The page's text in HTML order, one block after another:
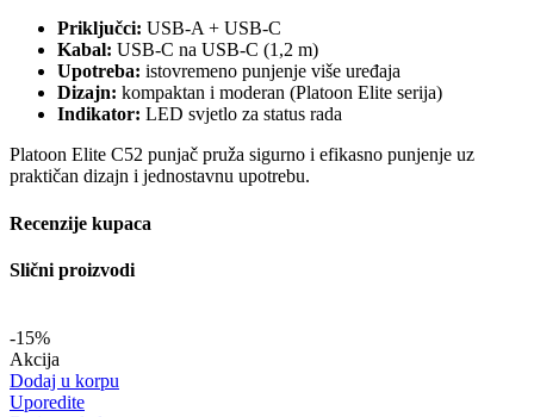
Priključci: USB-A + USB-C
Kabal: USB-C na USB-C (1,2 m)
Upotreba: istovremeno punjenje više uređaja
Dizajn: kompaktan i moderan (Platoon Elite serija)
Indikator: LED svjetlo za status rada
Platoon Elite C52 punjač pruža sigurno i efikasno punjenje uz
praktičan dizajn i jednostavnu upotrebu.
Recenzije kupaca
Slični proizvodi
-15%
Akcija
Dodaj u korpu
Uporedite